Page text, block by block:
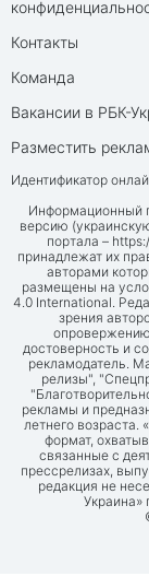
Контакты
Команда
Вакансии в РБК-
Разместить
Идентификатор
Информационный
версию
портала –
принадлежат их
авторами
размещены на
4.0 International.
зрения
достоверность и
рекламодатель.
релизы",
рекламы и
летнего возраста.
формат,
связанные с
прессрелизах,
редакция не
Украина»